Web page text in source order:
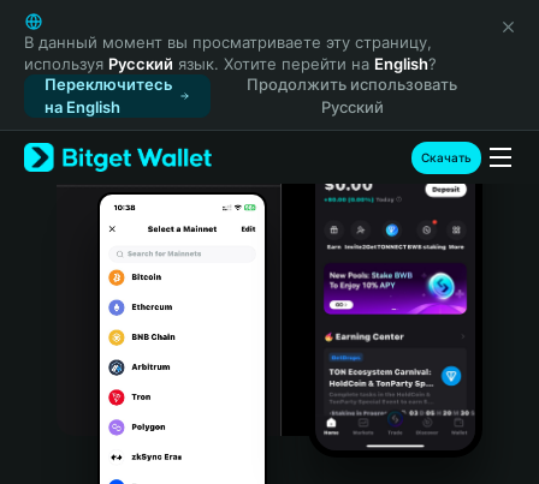
English
日本語
Tiếng Việt
Русский
Español (Latinoamérica)
Türkçe
Italiano
Português (Portugal)
Bahasa Indonesia
В данный момент вы просматриваете эту страницу,
используя Русский язык. Хотите перейти на English?
Переключитесь
на English
Продолжить использовать
Русский
Скачать